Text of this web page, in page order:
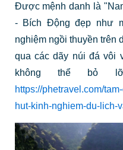
Được mệnh danh là
- Bích Động đẹp như
nghiệm ngồi thuyền trên
qua các dãy núi đá vôi
không thể bỏ
https://phetravel.com/
hut-kinh-nghiem-du-lich-